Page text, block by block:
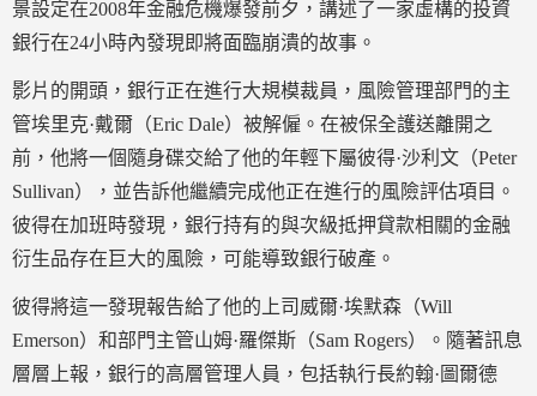
景設定在2008年金融危機爆發前夕，講述了一家虛構的投資
銀行在24小時內發現即將面臨崩潰的故事。
影片的開頭，銀行正在進行大規模裁員，風險管理部門的主
管埃里克·戴爾（Eric Dale）被解僱。在被保全護送離開之
前，他將一個隨身碟交給了他的年輕下屬彼得·沙利文（Peter
Sullivan），並告訴他繼續完成他正在進行的風險評估項目。
彼得在加班時發現，銀行持有的與次級抵押貸款相關的金融
衍生品存在巨大的風險，可能導致銀行破產。
彼得將這一發現報告給了他的上司威爾·埃默森（Will
Emerson）和部門主管山姆·羅傑斯（Sam Rogers）。隨著訊息
層層上報，銀行的高層管理人員，包括執行長約翰·圖爾德